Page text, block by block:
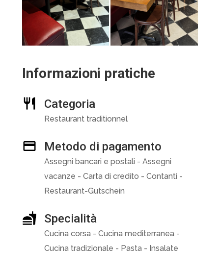
Informazioni pratiche
Categoria
Restaurant traditionnel
Metodo di pagamento
Assegni bancari e postali - Assegni
vacanze - Carta di credito - Contanti -
Restaurant-Gutschein
Specialità
Cucina corsa - Cucina mediterranea -
Cucina tradizionale - Pasta - Insalate